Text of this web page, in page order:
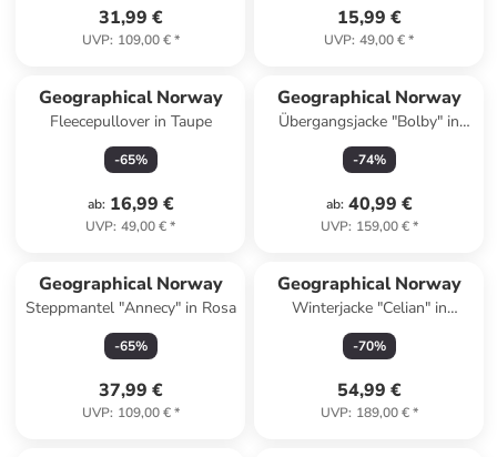
31,99 €
UVP: 109,00 €*
15,99 €
UVP: 49,00 €*
Geographical Norway
Fleecepullover in Taupe
-65%
ab: 16,99 €
UVP: 49,00 €*
Geographical Norway
Übergangsjacke "Bolby" in
Grau
-74%
ab: 40,99 €
UVP: 159,00 €*
Geographical Norway
Steppmantel "Annecy" in Rosa
-65%
37,99 €
UVP: 109,00 €*
Geographical Norway
Winterjacke "Celian" in
Dunkelblau
-70%
54,99 €
UVP: 189,00 €*